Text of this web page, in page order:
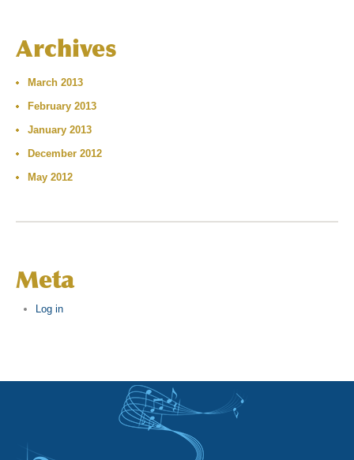
Archives
March 2013
February 2013
January 2013
December 2012
May 2012
Meta
Log in